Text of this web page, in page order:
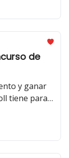
de
y ganar
tiene para